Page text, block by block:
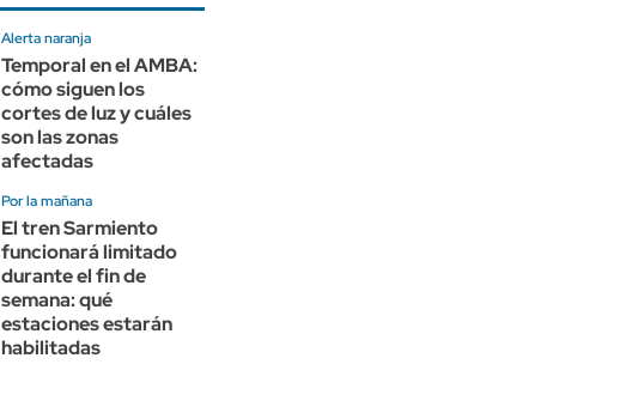
Alerta naranja
Temporal en el AMBA:
cómo siguen los
cortes de luz y cuáles
son las zonas
afectadas
Por la mañana
El tren Sarmiento
funcionará limitado
durante el fin de
semana: qué
estaciones estarán
habilitadas